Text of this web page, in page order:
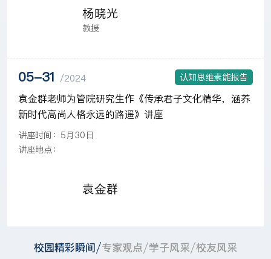
杨晓光
教授
05-31 /2024 认知思维素能报告
袁金群老师为管院研究生作《传承君子文化精华，涵养
新时代高尚人格永远的路遥》讲座
讲座时间：5月30日
讲座地点：
袁金群
校园精彩瞬间 /专家观点/学子风采/校友风采